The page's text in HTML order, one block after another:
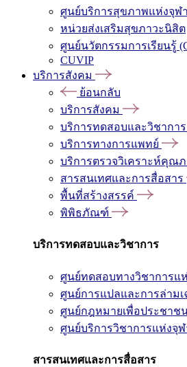
ศูนย์บริการสุขภาพแห่งจุฬ
หน่วยส่งเสริมสุขภาวะนิสิต
ศูนย์นวัตกรรมการเรียนรู้
CUVIP
บริการสังคม
ย้อนกลับ
บริการสังคม
บริการทดสอบและวิชาการ
บริการทางการแพทย์
บริการตรวจวิเคราะห์คุณ
สารสนเทศและการสื่อสาร
พื้นที่สร้างสรรค์
พิพิธภัณฑ์
บริการทดสอบและวิชาการ
ศูนย์ทดสอบทางวิชาการแ
ศูนย์การแปลและการล่ามเ
ศูนย์กฎหมายเพื่อประชาช
ศูนย์บริการวิชาการแห่งจุ
สารสนเทศและการสื่อสาร